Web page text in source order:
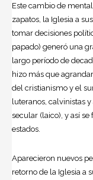
Este cambio de
zapatos, la Iglesia a
tomar decisiones
papado) generó una
largo período de
hizo más que
del cristianismo y el
luteranos, calvinistas
secular (laico), y así
estados.
Aparecieron nuevos
retorno de la Iglesia a